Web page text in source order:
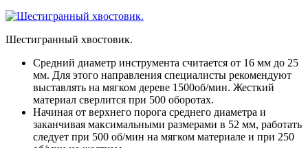
Шестигранный хвостовик.
Средний диаметр инструмента считается от 16 мм до 25
мм. Для этого направления специалисты рекомендуют
выставлять на мягком дереве 1500об/мин. Жесткий
материал сверлится при 500 оборотах.
Начиная от верхнего порога среднего диаметра и
заканчивая максимальными размерами в 52 мм, работать
следует при 500 об/мин на мягком материале и при 250